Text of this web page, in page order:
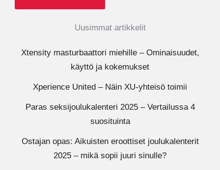
Uusimmat artikkelit
Xtensity masturbaattori miehille – Ominaisuudet,
käyttö ja kokemukset
Xperience United – Näin XU-yhteisö toimii
Paras seksijoulukalenteri 2025 – Vertailussa 4
suosituinta
Ostajan opas: Aikuisten eroottiset joulukalenterit
2025 – mikä sopii juuri sinulle?